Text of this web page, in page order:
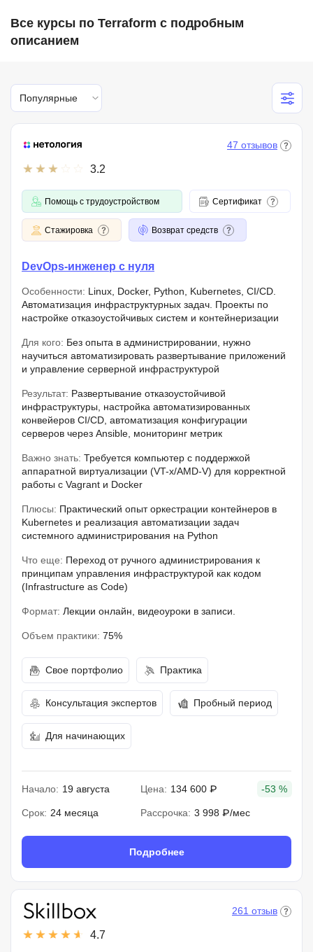
Все курсы по Terraform с подробным
описанием
Популярные
3.2
47 отзывов
Помощь с трудоустройством Сертификат
Стажировка Возврат средств
DevOps-инженер с нуля
Особенности: Linux, Docker, Python, Kubernetes, CI/CD.
Автоматизация инфраструктурных задач. Проекты по
настройке отказоустойчивых систем и контейнеризации
Для кого: Без опыта в администрировании, нужно
научиться автоматизировать развертывание приложений
и управление серверной инфраструктурой
Результат: Развертывание отказоустойчивой
инфраструктуры, настройка автоматизированных
конвейеров CI/CD, автоматизация конфигурации
серверов через Ansible, мониторинг метрик
Важно знать: Требуется компьютер с поддержкой
аппаратной виртуализации (VT-x/AMD-V) для корректной
работы с Vagrant и Docker
Плюсы: Практический опыт оркестрации контейнеров в
Kubernetes и реализация автоматизации задач
системного администрирования на Python
Что еще: Переход от ручного администрирования к
принципам управления инфраструктурой как кодом
(Infrastructure as Code)
Формат: Лекции онлайн, видеоуроки в записи.
Объем практики: 75%
Свое портфолио Практика
Консультация экспертов Пробный период
Для начинающих
Начало: 19 августа Цена: 134 600 ₽ -53 %
Срок: 24 месяца Рассрочка: 3 998 ₽/мес
Подробнее
4.7
261 отзыв